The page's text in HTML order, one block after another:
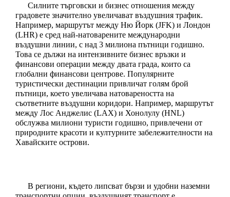
Силните търговски и бизнес отношения между
градовете значително увеличават въздушния трафик.
Например, маршрутът между Ню Йорк (JFK) и Лондон
(LHR) е сред най-натоварените международни
въздушни линии, с над 3 милиона пътници годишно.
Това се дължи на интензивните бизнес връзки и
финансови операции между двата града, които са
глобални финансови центрове. Популярните
туристически дестинации привличат голям брой
пътници, което увеличава натовареността на
съответните въздушни коридори. Например, маршрутът
между Лос Анджелис (LAX) и Хонолулу (HNL)
обслужва милиони туристи годишно, привлечени от
природните красоти и културните забележителности на
Хавайските острови.
В региони, където липсват бързи и удобни наземни